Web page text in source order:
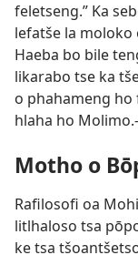
feletseng.” Ka
lefatše la
Haeba bo bile
likarabo tse ka
o phahameng
hlaha ho
Motho o
Rafilosofi oa
litlhaloso tsa
ke tsa